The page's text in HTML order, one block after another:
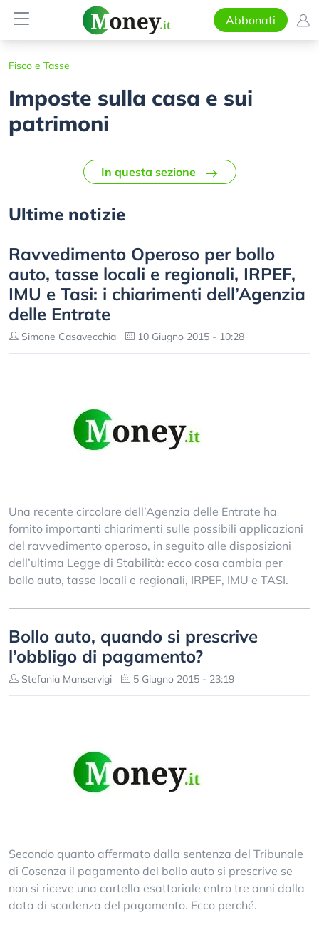
Abbonati
Fisco e Tasse
Imposte sulla casa e sui
patrimoni
In questa sezione
Ultime notizie
Ravvedimento Operoso per bollo
auto, tasse locali e regionali, IRPEF,
IMU e Tasi: i chiarimenti dell’Agenzia
delle Entrate
Simone Casavecchia 10 Giugno 2015 - 10:28
Una recente circolare dell’Agenzia delle Entrate ha
fornito importanti chiarimenti sulle possibili applicazioni
del ravvedimento operoso, in seguito alle disposizioni
dell’ultima Legge di Stabilità: ecco cosa cambia per
bollo auto, tasse locali e regionali, IRPEF, IMU e TASI.
Bollo auto, quando si prescrive
l’obbligo di pagamento?
Stefania Manservigi 5 Giugno 2015 - 23:19
Secondo quanto affermato dalla sentenza del Tribunale
di Cosenza il pagamento del bollo auto si prescrive se
non si riceve una cartella esattoriale entro tre anni dalla
data di scadenza del pagamento. Ecco perché.